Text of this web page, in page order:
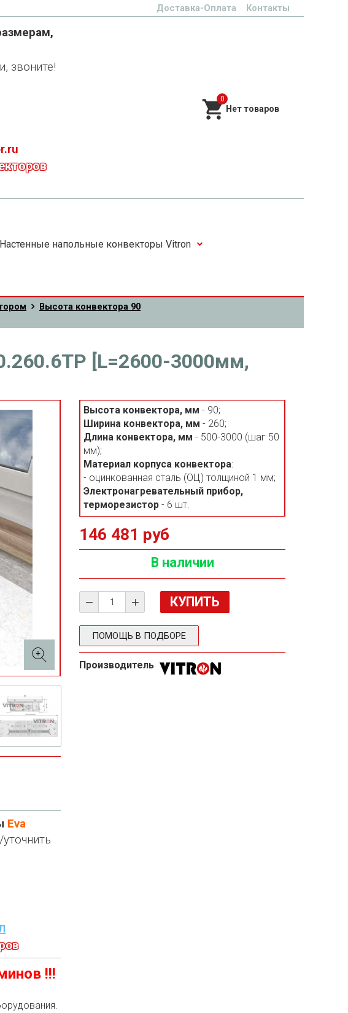
Доставка-Оплата Контакты
звоните!
0
Настенные напольные конвекторы Vitron
Высота конвектора 90
[L=2600-3000мм,
Eva
!!!
Высота конвектора, мм - 90;
Ширина конвектора, мм - 260;
Длина конвектора, мм - 500-3000 (шаг 50
мм);
Материал корпуса конвектора:
- оцинкованная сталь (ОЦ) толщиной 1 мм;
Электронагревательный прибор,
терморезистор - 6 шт.
146 481 руб
В наличии
ПОМОЩЬ В ПОДБОРЕ
Производитель